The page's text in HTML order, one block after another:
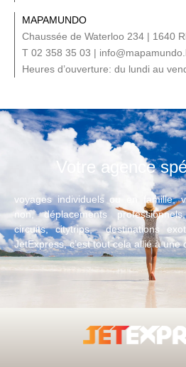
MAPAMUNDO
Chaussée de Waterloo 234 | 1640
T 02 358 35 03 |
Heures d’ouverture: du lundi au
Votre agence
voyages individuels ou en famille,
non, déplacements
circuits, citytrips, destinations
JetExpress, c’est tout cela allié à